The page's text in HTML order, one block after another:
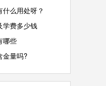
么用处呀？
学费多少钱
哪些
金量吗?